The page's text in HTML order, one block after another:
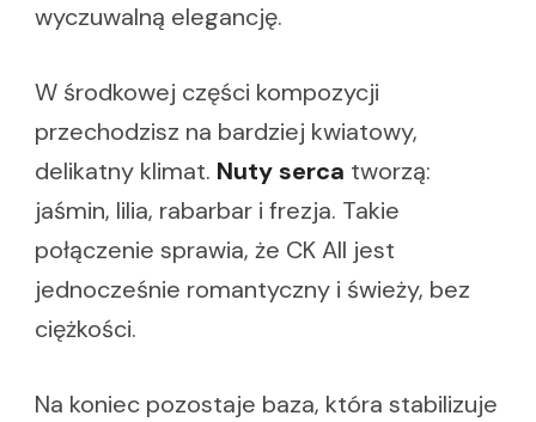
wyczuwalną elegancję.
W środkowej części kompozycji
przechodzisz na bardziej kwiatowy,
delikatny klimat. Nuty serca tworzą:
jaśmin, lilia, rabarbar i frezja. Takie
połączenie sprawia, że CK All jest
jednocześnie romantyczny i świeży, bez
ciężkości.
Na koniec pozostaje baza, która stabilizuje